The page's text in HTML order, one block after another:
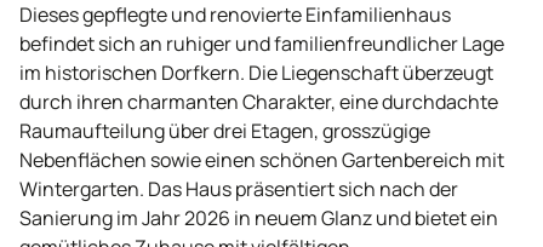
Dieses gepflegte und renovierte Einfamilienhaus
befindet sich an ruhiger und familienfreundlicher Lage
im historischen Dorfkern. Die Liegenschaft überzeugt
durch ihren charmanten Charakter, eine durchdachte
Raumaufteilung über drei Etagen, grosszügige
Nebenflächen sowie einen schönen Gartenbereich mit
Wintergarten. Das Haus präsentiert sich nach der
Sanierung im Jahr 2026 in neuem Glanz und bietet ein